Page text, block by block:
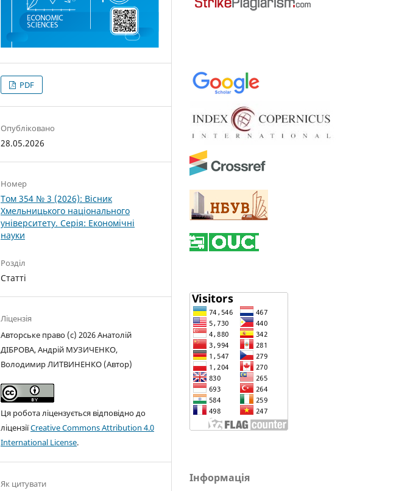
PDF
Опубліковано
28.05.2026
Номер
Том 354 № 3 (2026): Вісник
Хмельницького національного
університету. Серія: Економічні
науки
Розділ
Статті
Ліцензія
Авторське право (c) 2026 Анатолій
ДІБРОВА, Андрій МУЗИЧЕНКО,
Володимир ЛИТВИНЕНКО (Автор)
Ця робота ліцензується відповідно до
ліцензіїCreative Commons Attribution 4.0
International License.
Як цитувати
Інформація